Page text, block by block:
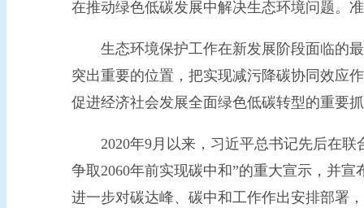
在推动绿色低碳发展中解决生态环境问题。
生态环境保护工作在新发展阶段面临的最
突出重要的位置，把实现减污降碳协同效应
促进经济社会发展全面绿色低碳转型的重要
2020年9月以来，习近平总书记先后在联
争取2060年前实现碳中和”的重大宣示，并
进一步对碳达峰、碳中和工作作出安排部署